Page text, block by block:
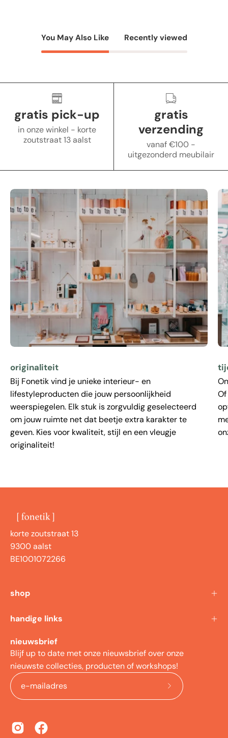
You May Also Like Recently viewed
gratis pick-up
in onze winkel - korte
zoutstraat 13 aalst
gratis
verzending
vanaf €100 -
uitgezonderd meubilair
originaliteit
Bij Fonetik vind je unieke interieur- en
lifestyleproducten die jouw persoonlijkheid
weerspiegelen. Elk stuk is zorgvuldig geselecteerd
om jouw ruimte net dat beetje extra karakter te
geven. Kies voor kwaliteit, stijl en een vleugje
originaliteit!
korte zoutstraat 13
9300 aalst
BE1001072266
shop
handige links
nieuwsbrief
Blijf up to date met onze nieuwsbrief over onze
nieuwste collecties, producten of workshops!
meld